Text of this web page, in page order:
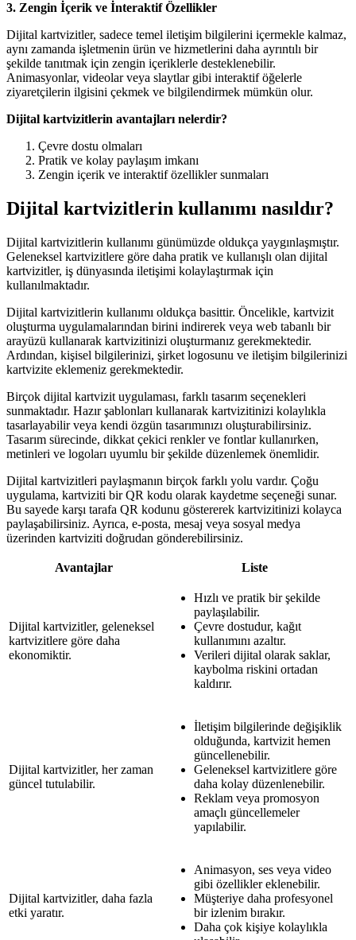
3. Zengin İçerik ve İnteraktif Özellikler
Dijital kartvizitler, sadece temel iletişim bilgilerini içermekle kalmaz,
aynı zamanda işletmenin ürün ve hizmetlerini daha ayrıntılı bir
şekilde tanıtmak için zengin içeriklerle desteklenebilir.
Animasyonlar, videolar veya slaytlar gibi interaktif öğelerle
ziyaretçilerin ilgisini çekmek ve bilgilendirmek mümkün olur.
Dijital kartvizitlerin avantajları nelerdir?
Çevre dostu olmaları
Pratik ve kolay paylaşım imkanı
Zengin içerik ve interaktif özellikler sunmaları
Dijital kartvizitlerin kullanımı nasıldır?
Dijital kartvizitlerin kullanımı günümüzde oldukça yaygınlaşmıştır.
Geleneksel kartvizitlere göre daha pratik ve kullanışlı olan dijital
kartvizitler, iş dünyasında iletişimi kolaylaştırmak için
kullanılmaktadır.
Dijital kartvizitlerin kullanımı oldukça basittir. Öncelikle, kartvizit
oluşturma uygulamalarından birini indirerek veya web tabanlı bir
arayüzü kullanarak kartvizitinizi oluşturmanız gerekmektedir.
Ardından, kişisel bilgilerinizi, şirket logosunu ve iletişim bilgilerinizi
kartvizite eklemeniz gerekmektedir.
Birçok dijital kartvizit uygulaması, farklı tasarım seçenekleri
sunmaktadır. Hazır şablonları kullanarak kartvizitinizi kolaylıkla
tasarlayabilir veya kendi özgün tasarımınızı oluşturabilirsiniz.
Tasarım sürecinde, dikkat çekici renkler ve fontlar kullanırken,
metinleri ve logoları uyumlu bir şekilde düzenlemek önemlidir.
Dijital kartvizitleri paylaşmanın birçok farklı yolu vardır. Çoğu
uygulama, kartviziti bir QR kodu olarak kaydetme seçeneği sunar.
Bu sayede karşı tarafa QR kodunu göstererek kartvizitinizi kolayca
paylaşabilirsiniz. Ayrıca, e-posta, mesaj veya sosyal medya
üzerinden kartviziti doğrudan gönderebilirsiniz.
Avantajlar Liste
Dijital kartvizitler, geleneksel
kartvizitlere göre daha
ekonomiktir.
Hızlı ve pratik bir şekilde
paylaşılabilir.
Çevre dostudur, kağıt
kullanımını azaltır.
Verileri dijital olarak saklar,
kaybolma riskini ortadan
kaldırır.
Dijital kartvizitler, her zaman
güncel tutulabilir.
İletişim bilgilerinde değişiklik
olduğunda, kartvizit hemen
güncellenebilir.
Geleneksel kartvizitlere göre
daha kolay düzenlenebilir.
Reklam veya promosyon
amaçlı güncellemeler
yapılabilir.
Dijital kartvizitler, daha fazla
etki yaratır.
Animasyon, ses veya video
gibi özellikler eklenebilir.
Müşteriye daha profesyonel
bir izlenim bırakır.
Daha çok kişiye kolaylıkla